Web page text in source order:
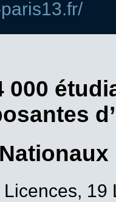
000
Licences,